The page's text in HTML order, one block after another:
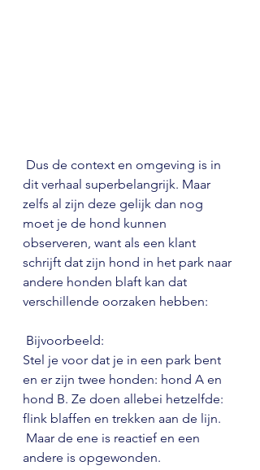
dit verhaal superbelangrijk. Maar
zelfs al zijn deze gelijk dan nog
moet je de hond kunnen
observeren, want als een klant
schrijft dat zijn hond in het park naar
andere honden blaft kan dat
verschillende oorzaken hebben:
Bijvoorbeeld:
Stel je voor dat je in een park bent
en er zijn twee honden: hond A en
hond B. Ze doen allebei hetzelfde:
flink blaffen en trekken aan de lijn.
andere is opgewonden.